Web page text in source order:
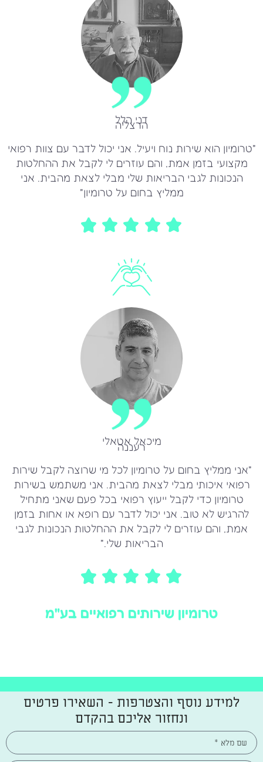
דני הלל
הרצליה
"טרומיון הוא שירות נוח ויעיל. אני יכול לדבר עם צוות רפואי
מקצועי בזמן אמת, והם עוזרים לי לקבל את ההחלטות
הנכונות לגבי הבריאות שלי מבלי לצאת מהבית. אני
ממליץ בחום על טרומיון"
מיכאל אטאלי
רעננה
"אני ממליץ בחום על טרומיון לכל מי שרוצה לקבל שירות
רפואי איכותי מבלי לצאת מהבית. אני משתמש בשירות
טרומיון כדי לקבל ייעוץ רפואי בכל פעם שאני מתחיל
להרגיש לא טוב. אני יכול לדבר עם רופא או אחות בזמן
אמת, והם עוזרים לי לקבל את ההחלטות הנכונות לגבי
הבריאות שלי."
טרומיון שירותים רפואיים בע"מ
למידע נוסף והצטרפות - השאירו פרטים
ונחזור אליכם בהקדם